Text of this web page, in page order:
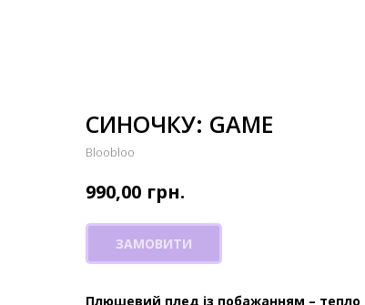
СИНОЧКУ: GAME
Bloobloo
990,00 грн.
ЗАМОВИТИ
Плюшевий плед із побажанням –